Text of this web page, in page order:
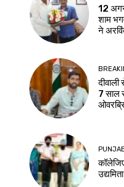
12
शाम
ने
7 साल